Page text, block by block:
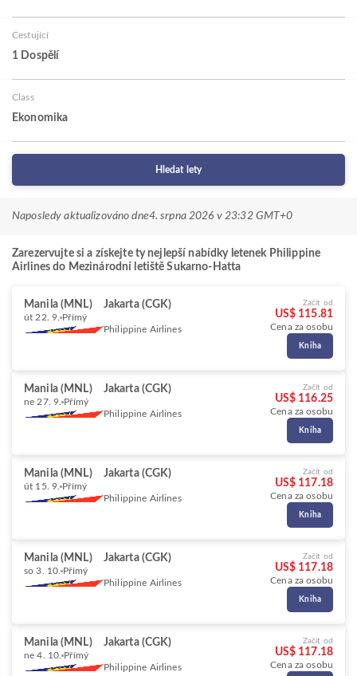
Cestující
1 Dospělí
Class
Ekonomika
Hledat lety
Naposledy aktualizováno dne4. srpna 2026 v 23:32 GMT+0
Zarezervujte si a získejte ty nejlepší nabídky letenek Philippine
Airlines do Mezinárodní letiště Sukarno-Hatta
Manila (MNL) Jakarta (CGK)
út 22. 9. Přímý
Philippine Airlines
Začít od
US$ 115.81
Cena za osobu
Kniha
Manila (MNL) Jakarta (CGK)
ne 27. 9. Přímý
Philippine Airlines
Začít od
US$ 116.25
Cena za osobu
Kniha
Manila (MNL) Jakarta (CGK)
út 15. 9. Přímý
Philippine Airlines
Začít od
US$ 117.18
Cena za osobu
Kniha
Manila (MNL) Jakarta (CGK)
so 3. 10. Přímý
Philippine Airlines
Začít od
US$ 117.18
Cena za osobu
Kniha
Manila (MNL) Jakarta (CGK)
ne 4. 10. Přímý
Philippine Airlines
Začít od
US$ 117.18
Cena za osobu